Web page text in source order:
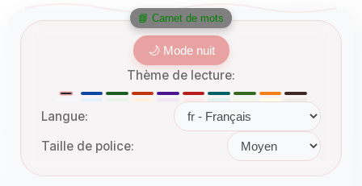
🌙 Mode nuit
Thème de lecture:
Langue:
Taille de police:
📘 Carnet de mots